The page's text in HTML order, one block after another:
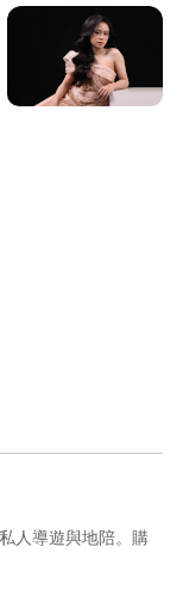
人導遊與地陪。購